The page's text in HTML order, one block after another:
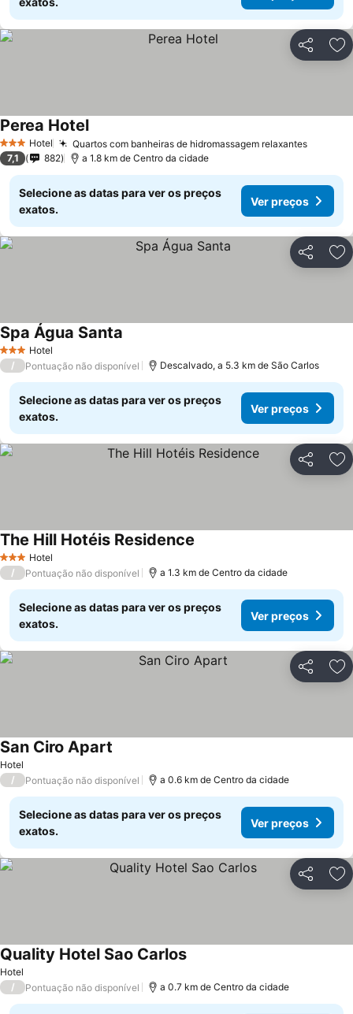
Partilhar
3 EstrelasHotel Quartos com banheiras de hidromassagem relaxantes
Perea Hotel
7,1 882 a 1.8 km de Centro da cidade
Selecione as datas para ver os preços
exatos.
Ver preços
Partilhar
3 EstrelasHotel
Spa Água Santa
/ Pontuação não disponível Descalvado, a 5.3 km de São Carlos
Selecione as datas para ver os preços
exatos.
Ver preços
Partilhar
3 EstrelasHotel
The Hill Hotéis Residence
/ Pontuação não disponível a 1.3 km de Centro da cidade
Selecione as datas para ver os preços
exatos.
Ver preços
Partilhar
Hotel
San Ciro Apart
/ Pontuação não disponível a 0.6 km de Centro da cidade
Selecione as datas para ver os preços
exatos.
Ver preços
Partilhar
Hotel
Quality Hotel Sao Carlos
/ Pontuação não disponível a 0.7 km de Centro da cidade